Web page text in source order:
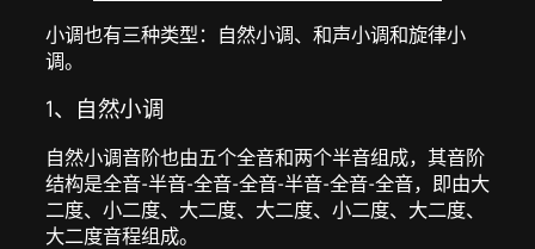
小调也有三种类型：自然小调、和声小调和旋律小
调。
1、自然小调
自然小调音阶也由五个全音和两个半音组成，其音阶
结构是全音-半音-全音-全音-半音-全音-全音，即由大
二度、小二度、大二度、大二度、小二度、大二度、
大二度音程组成。